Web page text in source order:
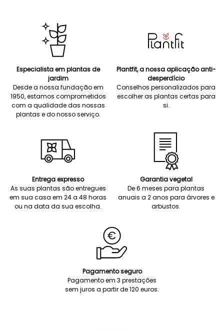
Especialista em plantas de
jardim
Desde a nossa fundação em
1950, estamos comprometidos
com a qualidade das nossas
plantas e do nosso serviço.
Plantfit, a nossa aplicação anti-
desperdício
Conselhos personalizados para
escolher as plantas certas para
si.
Entrega expresso
As suas plantas são entregues
em sua casa em 24 a 48 horas
ou na data da sua escolha.
Garantia vegetal
De 6 meses para plantas
anuais a 2 anos para árvores e
arbustos.
Pagamento seguro
Pagamento em 3 prestações
sem juros a partir de 120 euros.